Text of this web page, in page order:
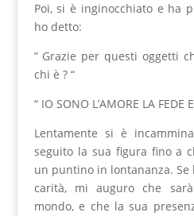
Poi, si è inginocchiato e ha
ho detto:
” Grazie per questi oggetti
chi è ? “
“ IO SONO L’AMORE LA FEDE
Lentamente si è
seguito la sua figura fino a
un puntino in lontananza. Se
carità, mi auguro che
mondo, e che la sua